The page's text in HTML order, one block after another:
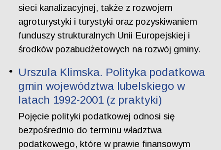
sieci kanalizacyjnej, także z rozwojem
agroturystyki i turystyki oraz pozyskiwaniem
funduszy strukturalnych Unii Europejskiej i
środków pozabudżetowych na rozwój gminy.
Urszula Klimska. Polityka podatkowa
gmin województwa lubelskiego w
latach 1992-2001 (z praktyki)
Pojęcie polityki podatkowej odnosi się
bezpośrednio do terminu władztwa
podatkowego, które w prawie finansowym